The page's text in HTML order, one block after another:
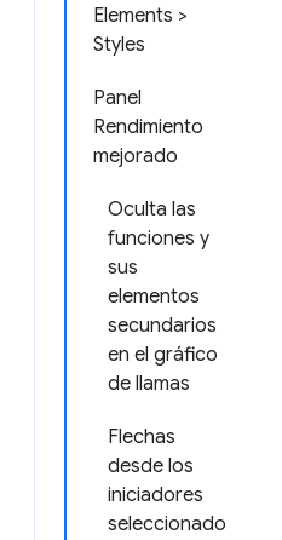
Elements >
Styles
Panel
Rendimiento
mejorado
Oculta las
funciones y
sus
elementos
secundarios
en el gráfico
de llamas
Flechas
desde los
iniciadores
seleccionado